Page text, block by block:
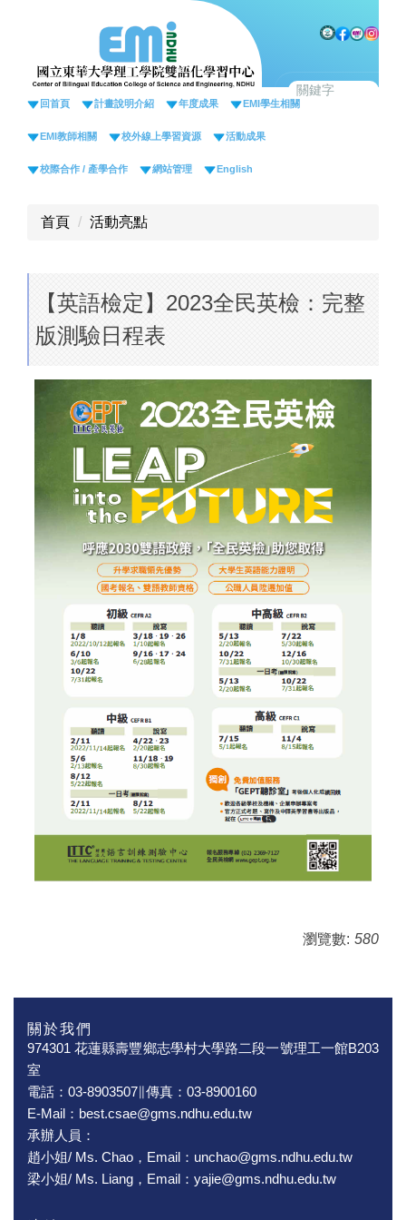
回首頁 計畫說明介紹 年度成果 EMI學生相關
EMI教師相關 校外線上學習資源 活動成果
校際合作 / 產學合作 網站管理 English
首頁 活動亮點
【英語檢定】2023全民英檢：完整
版測驗日程表
瀏覽數: 580
關於我們
974301 花蓮縣壽豐鄉志學村大學路二段一號理工一館B203
室
電話：03-8903507∥傳真：03-8900160
E-Mail：best.csae@gms.ndhu.edu.tw
承辦人員：
趙小姐/ Ms. Chao，Email：unchao@gms.ndhu.edu.tw
梁小姐/ Ms. Liang，Email：yajie@gms.ndhu.edu.tw